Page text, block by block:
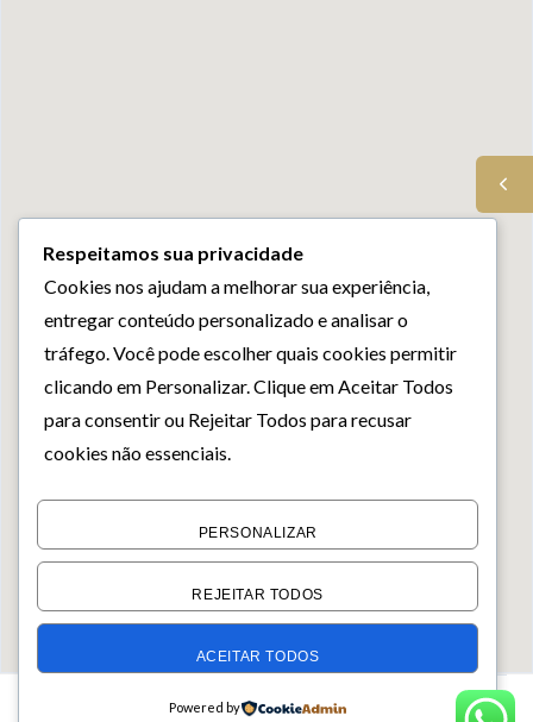
MAPA LIST
For Rent
Respeitamos sua privacidade
Cookies nos ajudam a melhorar sua experiência,
entregar conteúdo personalizado e analisar o
tráfego. Você pode escolher quais cookies permitir
clicando em Personalizar. Clique emAceitar Todos
para consentir ou Rejeitar Todos para recusar
cookies não essenciais.
PERSONALIZAR
REJEITAR TODOS
ACEITAR TODOS
Powered by